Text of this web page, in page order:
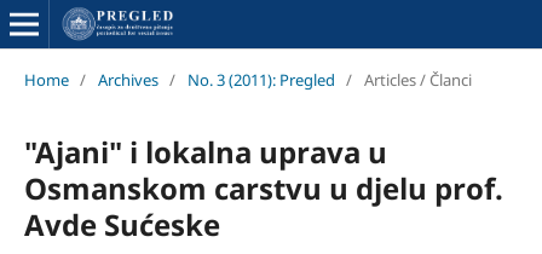
Home / Archives / No. 3 (2011): Pregled / Articles / Članci
"Ajani" i lokalna uprava u
Osmanskom carstvu u djelu prof.
Avde Sućeske